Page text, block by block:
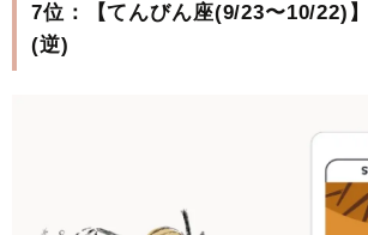
7位：【てんびん座(9/23〜10/22)
(逆)